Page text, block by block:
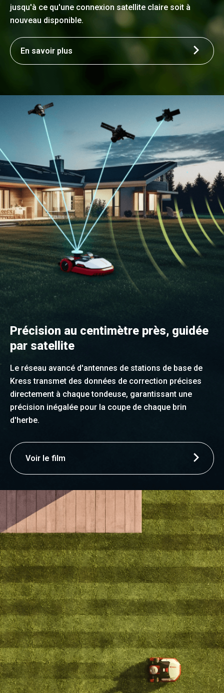
jusqu'à ce qu'une connexion satellite claire soit à
nouveau disponible.
En savoir plus
Précision au centimètre près, guidée
par satellite
Le réseau avancé d'antennes de stations de base de
Kress transmet des données de correction précises
directement à chaque tondeuse, garantissant une
précision inégalée pour la coupe de chaque brin
d'herbe.
Voir le film